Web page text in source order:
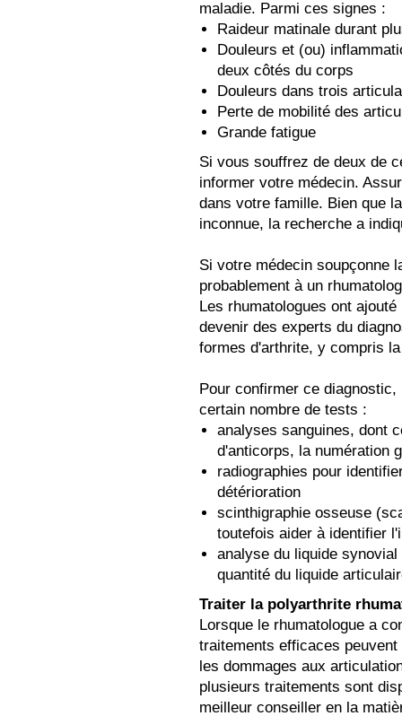
maladie. Parmi ces signes :
Raideur matinale durant
Douleurs et (ou)
deux côtés du corps
Douleurs dans trois
Perte de mobilité des
Grande fatigue
Si vous souffrez de deux de
informer votre médecin.
dans votre famille. Bien que
inconnue, la recherche a
Si votre médecin soupçonne
probablement à un
Les rhumatologues ont
devenir des experts du
formes d'arthrite, y compris
Pour confirmer ce
certain nombre de tests :
analyses sanguines, dont
d'anticorps, la numération
radiographies pour
détérioration
scinthigraphie osseuse
toutefois aider à identifier
analyse du liquide
quantité du liquide
Traiter la polyarthrite
Lorsque le rhumatologue a
traitements efficaces
les dommages aux
plusieurs traitements sont
meilleur conseiller en la